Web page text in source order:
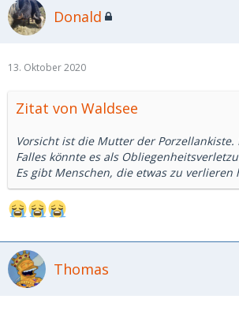
Donald
13. Oktober 2020
Zitat von Waldsee
Vorsicht ist die Mutter der Porzellankiste.
Falles könnte es als
Es gibt Menschen, die etwas zu verlieren
Thomas